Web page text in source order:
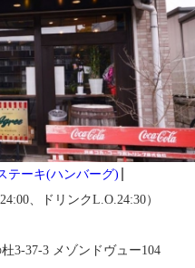
テーキ(ハンバーグ)
、ドリンクL.O.24:30）
3-37-3 メゾンドヴュー104